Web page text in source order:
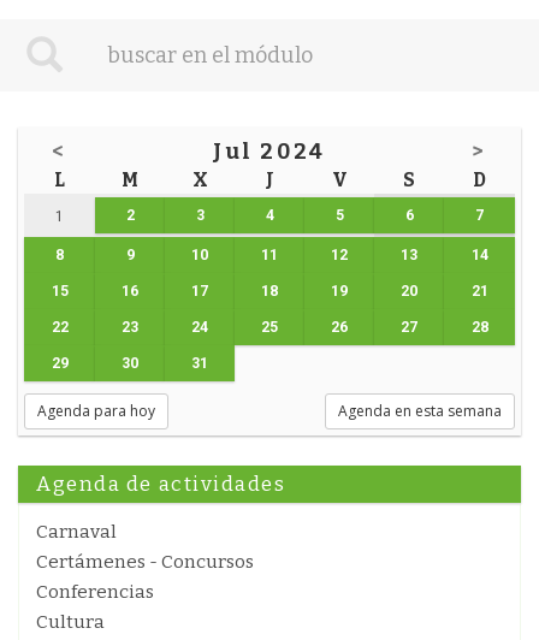
< Jul 2024 >
L M X J V S D
1 2 3 4 5 6 7
8 9 10 11 12 13 14
15 16 17 18 19 20 21
22 23 24 25 26 27 28
29 30 31
Agenda para hoy Agenda en esta semana
Agenda de actividades
Carnaval
Certámenes - Concursos
Conferencias
Cultura